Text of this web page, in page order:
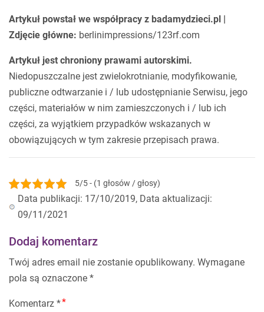
Artykuł powstał we współpracy z badamydzieci.pl |
Zdjęcie główne: berlinimpressions/123rf.com
Artykuł jest chroniony prawami autorskimi.
Niedopuszczalne jest zwielokrotnianie, modyfikowanie,
publiczne odtwarzanie i / lub udostępnianie Serwisu, jego
części, materiałów w nim zamieszczonych i / lub ich
części, za wyjątkiem przypadków wskazanych w
obowiązujących w tym zakresie przepisach prawa.
5/5 - (1 głosów / głosy)
Data publikacji: 17/10/2019, Data aktualizacji:
09/11/2021
Dodaj komentarz
Twój adres email nie zostanie opublikowany. Wymagane
pola są oznaczone *
Komentarz *